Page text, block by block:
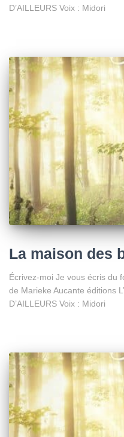
D’AILLEURS Voix : Midori
La maison des
Écrivez-moi Je vous écris du
de Marieke Aucante éditions
D’AILLEURS Voix : Midori